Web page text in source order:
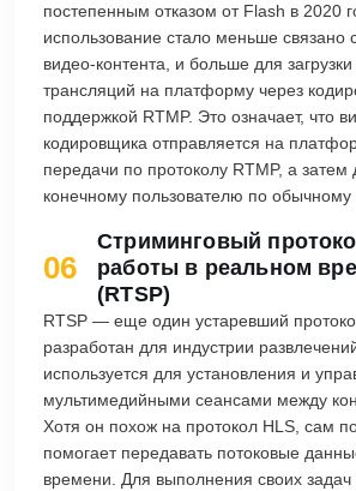
постепенным отказом от Flash в 2020
использование стало меньше связано
видео-контента, и больше для
трансляций на платформу через
поддержкой RTMP. Это означает, что
кодировщика отправляется на
передачи по протоколу RTMP, а затем
конечному пользователю по обычному
06
Стриминговый
работы в реальном
(RTSP)
RTSP — еще один устаревший
разработан для индустрии
используется для установления и
мультимедийными сеансами между
Хотя он похож на протокол HLS, сам
помогает передавать потоковые
времени. Для выполнения своих задач